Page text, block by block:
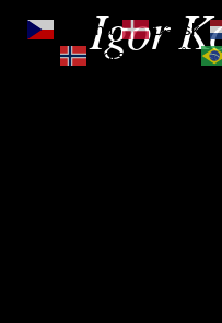
Igor
Čeština‎
Dansk
Norsk bokmål